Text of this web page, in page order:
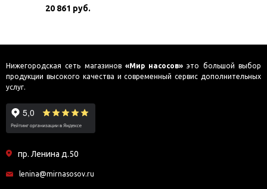
20 861 руб.
Нижегородская сеть магазинов «Мир насосов» это большой выбор
продукции высокого качества и современный сервис дополнительных
услуг.
пр. Ленина д.50
lenina@mirnasosov.ru